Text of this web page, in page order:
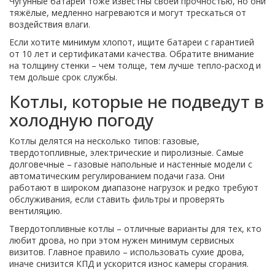
тяжёлые, медленно нагреваются и могут трескаться от
воздействия влаги.
Если хотите минимум хлопот, ищите батареи с гарантией
от 10 лет и сертификатами качества. Обратите внимание
на толщину стенки – чем толще, тем лучше тепло‑расход и
тем дольше срок службы.
Котлы, которые не подведут в
холодную погоду
Котлы делятся на несколько типов: газовые,
твердотопливные, электрические и пиролизные. Самые
долговечные – газовые напольные и настенные модели с
автоматическим регулированием подачи газа. Они
работают в широком диапазоне нагрузок и редко требуют
обслуживания, если ставить фильтры и проверять
вентиляцию.
Твердотопливные котлы – отличные варианты для тех, кто
любит дрова, но при этом нужен минимум сервисных
визитов. Главное правило – использовать сухие дрова,
иначе снизится КПД и ускорится износ камеры сгорания.